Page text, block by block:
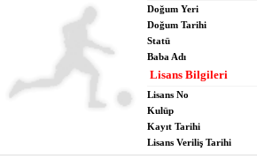
Doğum Yeri
Doğum Tarihi
Statü
Baba Adı
Lisans Bilgileri
Lisans No
Kulüp
Kayıt Tarihi
Lisans Veriliş Tarihi